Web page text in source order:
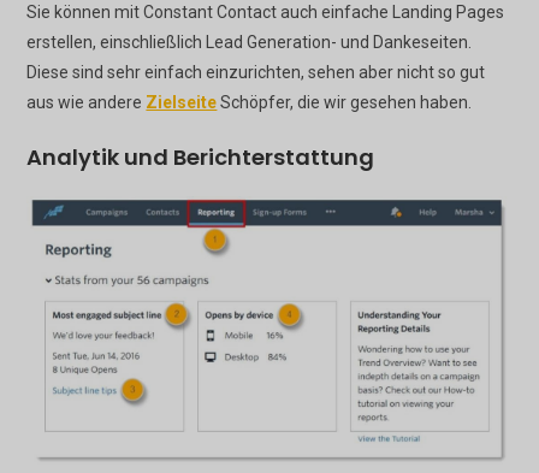
Sie können mit Constant Contact auch einfache Landing Pages
erstellen, einschließlich Lead Generation- und Dankeseiten.
Diese sind sehr einfach einzurichten, sehen aber nicht so gut
aus wie andere ZielseiteSchöpfer, die wir gesehen haben.
Analytik und Berichterstattung